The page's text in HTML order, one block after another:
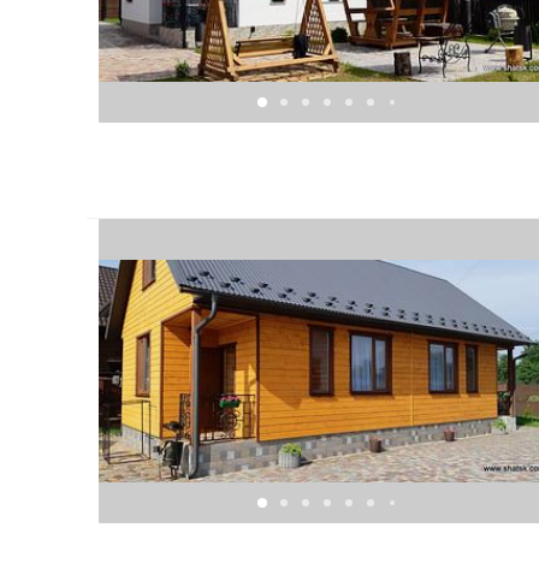
Мангали
Альтанки
Гойдалка
Дитяча пісочниця
На території садиби є відгороджений забором
До озера Пісочне 700м.